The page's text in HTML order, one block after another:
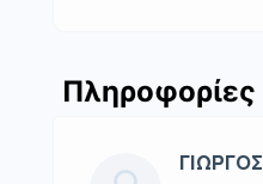
Πληροφορίες